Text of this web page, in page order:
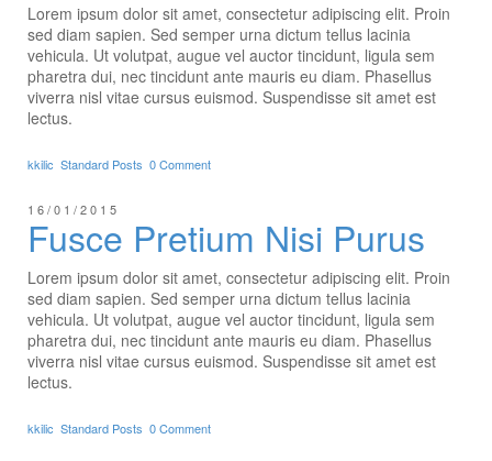
Lorem ipsum dolor sit amet, consectetur adipiscing elit. Proin
sed diam sapien. Sed semper urna dictum tellus lacinia
vehicula. Ut volutpat, augue vel auctor tincidunt, ligula sem
pharetra dui, nec tincidunt ante mauris eu diam. Phasellus
viverra nisl vitae cursus euismod. Suspendisse sit amet est
lectus.
kkilic Standard Posts 0 Comment
16/01/2015
Fusce Pretium Nisi Purus
Lorem ipsum dolor sit amet, consectetur adipiscing elit. Proin
sed diam sapien. Sed semper urna dictum tellus lacinia
vehicula. Ut volutpat, augue vel auctor tincidunt, ligula sem
pharetra dui, nec tincidunt ante mauris eu diam. Phasellus
viverra nisl vitae cursus euismod. Suspendisse sit amet est
lectus.
kkilic Standard Posts 0 Comment